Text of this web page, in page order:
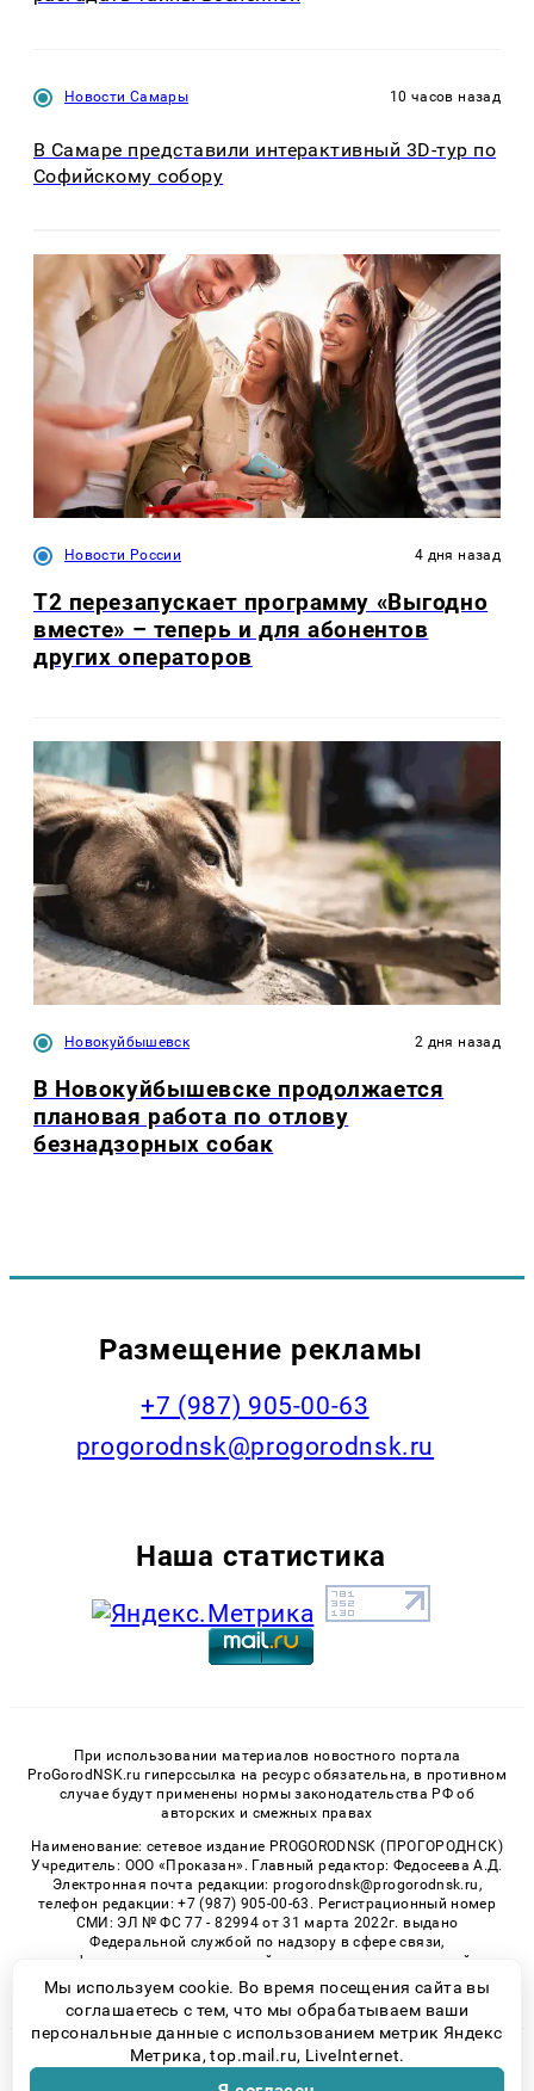
Новости Самары 10 часов назад
В Самаре представили интерактивный 3D-тур по
Софийскому собору
Новости России 4 дня назад
Т2 перезапускает программу «Выгодно
вместе» – теперь и для абонентов
других операторов
Новокуйбышевск 2 дня назад
В Новокуйбышевске продолжается
плановая работа по отлову
безнадзорных собак
Размещение рекламы
+7 (987) 905-00-63
progorodnsk@progorodnsk.ru
Наша статистика
При использовании материалов новостного портала
ProGorodNSK.ru гиперссылка на ресурс обязательна, в противном
случае будут применены нормы законодательства РФ об
авторских и смежных правах
Наименование: сетевое издание PROGORODNSK (ПРОГОРОДНСК)
Учредитель: ООО «Проказан». Главный редактор: Федосеева А.Д.
Электронная почта редакции: progorodnsk@progorodnsk.ru,
телефон редакции: +7 (987) 905-00-63. Регистрационный номер
СМИ: ЭЛ № ФС 77 - 82994 от 31 марта 2022г. выдано
Федеральной службой по надзору в сфере связи,
информационных технологий и массовых коммуникаций.
Возрастная категория сайта 16+.
© 2026 «progorodnsk» | Все права защищены
Мы используем cookie. Во время посещения сайта вы
соглашаетесь с тем, что мы обрабатываем ваши
персональные данные с использованием метрик Яндекс
Метрика, top.mail.ru, LiveInternet.